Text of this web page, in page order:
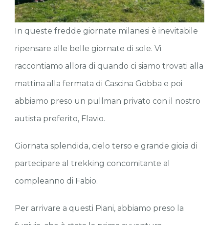
In queste fredde giornate milanesi è inevitabile
ripensare alle belle giornate di sole. Vi
raccontiamo allora di quando ci siamo trovati alla
mattina alla fermata di Cascina Gobba e poi
abbiamo preso un pullman privato con il nostro
autista preferito, Flavio.
Giornata splendida, cielo terso e grande gioia di
partecipare al trekking concomitante al
compleanno di Fabio.
Per arrivare a questi Piani, abbiamo preso la